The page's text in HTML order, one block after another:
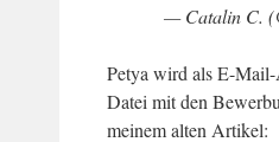
— Catalin C.
Petya wird als E-
Datei mit den
meinem alten Artikel: